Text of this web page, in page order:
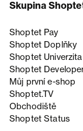
Skupina
Shoptet Pay
Shoptet Doplňky
Shoptet Univerzita
Shoptet
Můj první e-shop
Shoptet.TV
Obchodiště
Shoptet Status